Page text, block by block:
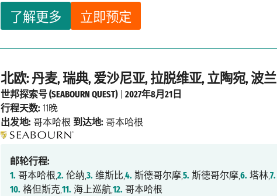
了解更多 立即预定
海上巡航, 哥本哈根
北欧: 丹麦, 瑞典, 爱沙尼亚, 拉脱维亚, 立陶宛, 波兰
世邦探索号 (SEABOURN QUEST)|2027年8月21日
行程天数: 11晚
出发地: 哥本哈根 到达地: 哥本哈根
邮轮行程:
1. 哥本哈根,2. 伦纳,3. 维斯比,4. 斯德哥尔摩,5. 斯德哥尔摩,6. 塔林,7.
10. 格但斯克,11. 海上巡航,12. 哥本哈根